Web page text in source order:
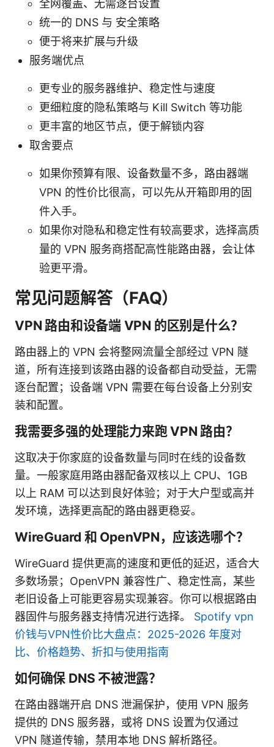
全网覆盖、无需逐台设置
统一的 DNS 与 安全策略
便于将来扩展与升级
服务端优点
更专业的服务器维护、稳定性与速度
更细粒度的隐私策略与 Kill Switch 等功能
更丰富的地区节点，便于解锁内容
取舍要点
如果你预算有限、设备数量不多，路由器端
VPN 的性价比很高，可以先从开箱即用的固
件入手。
如果你对隐私和稳定性有较高要求，选择高质
量的 VPN 服务商搭配高性能路由器，会让体
验更平滑。
常见问题解答（FAQ）
VPN 路由和设备端 VPN 的区别是什么？
路由器上的 VPN 会将整网流量全部经过 VPN 隧
道，所有连接到该路由器的设备都自动受益，无需
逐台配置；设备端 VPN 需要在每台设备上分别安
装和配置。
我需要多强的处理能力来跑 VPN 路由？
这取决于你家庭的设备数量与同时在线的设备数
量。一般家庭用路由器配备双核以上 CPU、1GB
以上 RAM 可以达到良好体验；对于大户型或高并
发环境，选择更高配的路由器更稳妥。
WireGuard 和 OpenVPN，应该选哪个？
WireGuard 提供更高的速度和更低的延迟，适合大
多数场景；OpenVPN 兼容性广、稳定性高，某些
老旧设备上可能更容易实现兼容。你可以根据路由
器固件与服务器支持情况进行选择。 Spotify vpn
价钱与VPN性价比大盘点：2025-2026 年度对
比、价格趋势、折扣与使用指南
如何确保 DNS 不被泄露？
在路由器端开启 DNS 泄漏保护，使用 VPN 服务
提供的 DNS 服务器，或将 DNS 设置为仅通过
VPN 隧道传输，禁用本地 DNS 解析路径。